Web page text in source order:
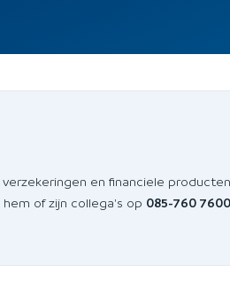
verzekeringen en financiele
hem of zijn collega's op 085-760 7600